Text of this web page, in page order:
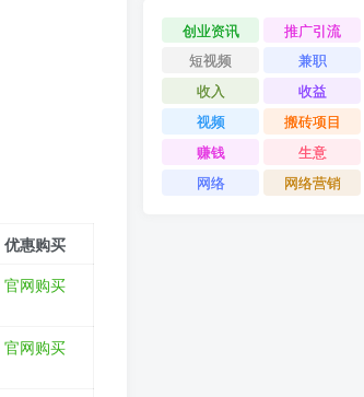
优惠购买
官网购买
官网购买
创业资讯 推广引流
短视频
兼职
收入
收益
视频
搬砖项目
赚钱
生意
网络
网络营销